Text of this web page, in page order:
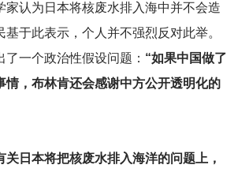
家认为日本将核废水排入海中并不会造
基于此表示，个人并不强烈反对此举。
一个政治性假设问题： “如果中国做了
情，布林肯还会感谢中方公开透明化的
日本将把核废水排入海洋的问题上，